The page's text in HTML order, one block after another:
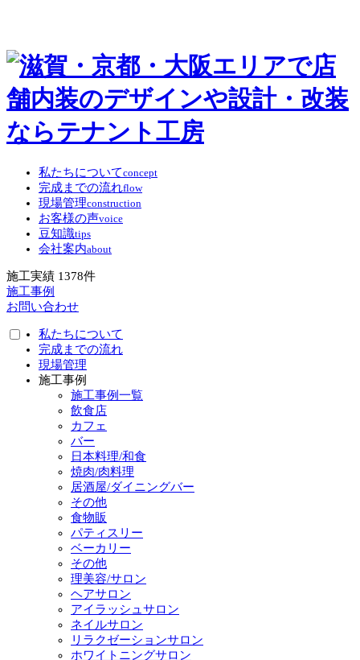
私たちについてconcept
完成までの流れflow
現場管理construction
お客様の声voice
豆知識tips
会社案内about
施工実績 1378件
施工事例
お問い合わせ
私たちについて
完成までの流れ
現場管理
施工事例
施工事例一覧
飲食店
カフェ
バー
日本料理/和食
焼肉/肉料理
居酒屋/ダイニングバー
その他
食物販
パティスリー
ベーカリー
その他
理美容/サロン
ヘアサロン
アイラッシュサロン
ネイルサロン
リラクゼーションサロン
ホワイトニングサロン